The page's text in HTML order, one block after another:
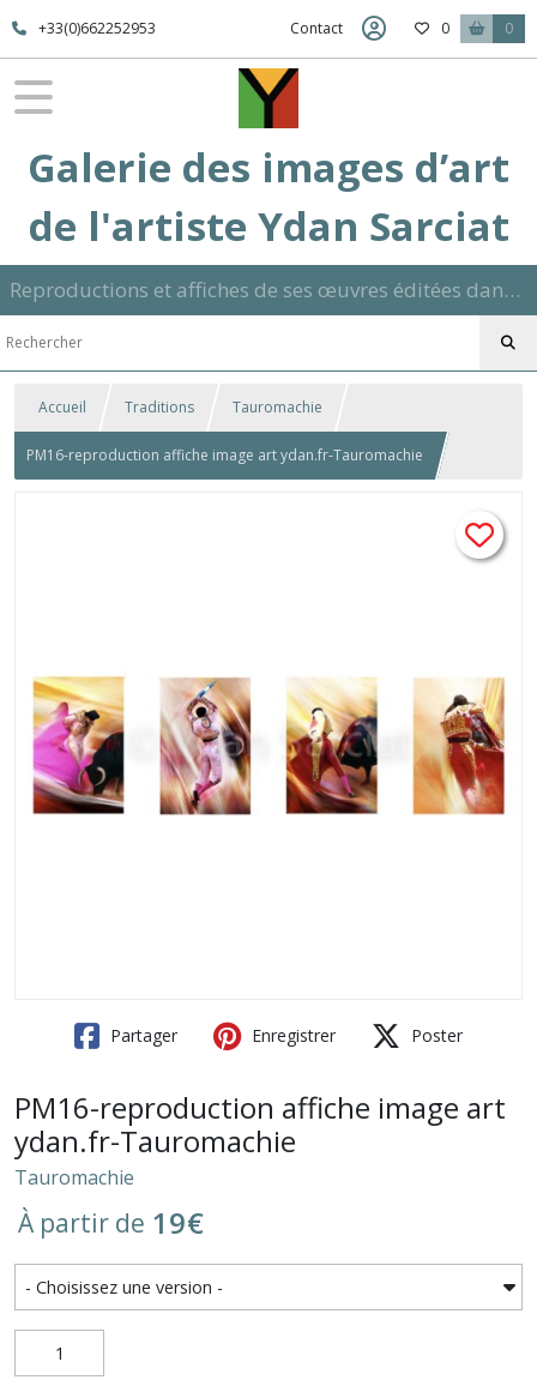
+33(0)662252953 Contact 0 0
Galerie des images d’art
de l'artiste Ydan Sarciat
Reproductions et affiches de ses œuvres éditées dans son atelier sur papier ou toile dans différents formats et signées manuscrite
Accueil Traditions Tauromachie
PM16-reproduction affiche image art ydan.fr-Tauromachie
Partager Enregistrer Poster
PM16-reproduction affiche image art
ydan.fr-Tauromachie
Tauromachie
À partir de 19€